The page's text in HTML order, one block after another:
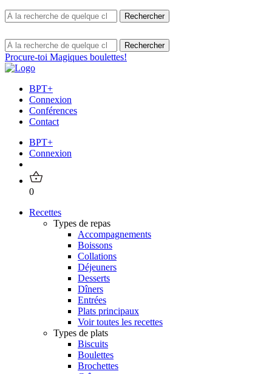
Procure-toi Magiques boulettes!
BPT+
Connexion
Conférences
Contact
BPT+
Connexion
0
Recettes
Types de repas
Accompagnements
Boissons
Collations
Déjeuners
Desserts
Dîners
Entrées
Plats principaux
Voir toutes les recettes
Types de plats
Biscuits
Boulettes
Brochettes